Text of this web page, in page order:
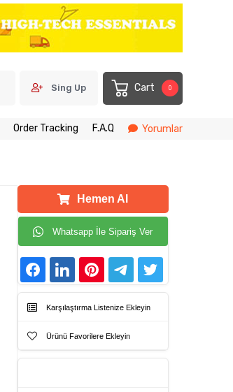
Sing Up Cart 0
Order Tracking F.A.Q Yorumlar
Hemen Al
Whatsapp İle Sipariş Ver
Karşılaştırma Listenize Ekleyin
Ürünü Favorilere Ekleyin